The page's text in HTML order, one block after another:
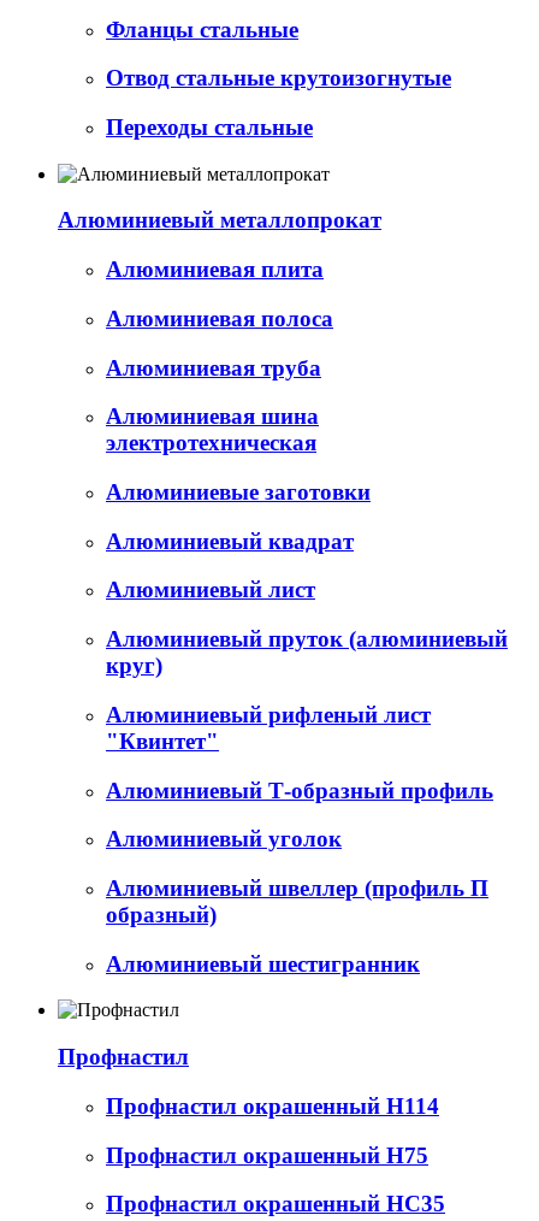
Фланцы стальные
Отвод стальные крутоизогнутые
Переходы стальные
Алюминиевый металлопрокат
Алюминиевая плита
Алюминиевая полоса
Алюминиевая труба
Алюминиевая шина
электротехническая
Алюминиевые заготовки
Алюминиевый квадрат
Алюминиевый лист
Алюминиевый пруток (алюминиевый
круг)
Алюминиевый рифленый лист
"Квинтет"
Алюминиевый Т-образный профиль
Алюминиевый уголок
Алюминиевый швеллер (профиль П
образный)
Алюминиевый шестигранник
Профнастил
Профнастил окрашенный Н114
Профнастил окрашенный Н75
Профнастил окрашенный НС35